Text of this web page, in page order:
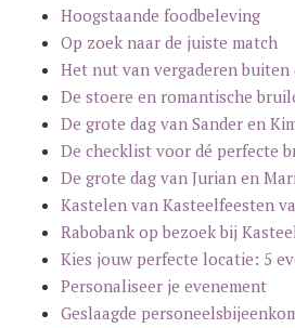
Hoogstaande foodbeleving
Op zoek naar de juiste match
Het nut van vergaderen buiten
De stoere en romantische
De grote dag van Sander en
De checklist voor dé perfecte
De grote dag van Jurian en
Kastelen van Kasteelfeesten
Rabobank op bezoek bij
Kies jouw perfecte locatie: 5
Personaliseer je evenement
Geslaagde